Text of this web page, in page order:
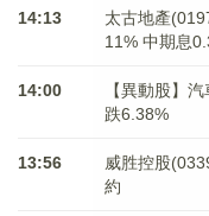
14:13
太古地產
11% 中期息
14:00
【異動股】
跌6.38%
13:56
威胜控股
約